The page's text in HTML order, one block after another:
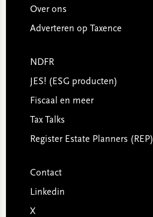
Over ons
Adverteren op Taxence
NDFR
JES! (ESG producten)
Fiscaal en meer
Tax Talks
Register Estate Planners (REP)
Contact
Linkedin
X